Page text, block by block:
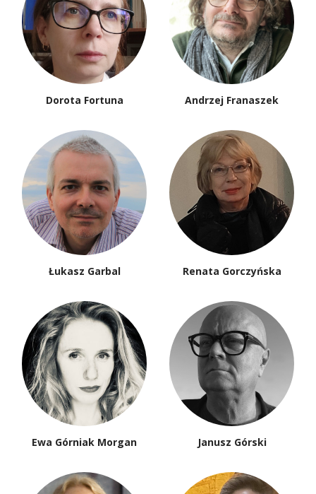
Dorota Fortuna Andrzej Franaszek
Łukasz Garbal Renata Gorczyńska
Ewa Górniak Morgan Janusz Górski